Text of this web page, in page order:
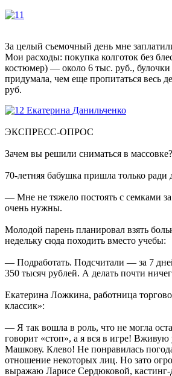
За целый съемочный день мне
Мои расходы: покупка колготок без
костюмер) — около 6 тыс. руб., булочки
придумала, чем еще пропитаться весь
руб.
ЭКСПРЕСС-ОПРОС
Зачем вы решили сниматься в массовке?
70-летняя бабушка пришла только ради
— Мне не тяжело постоять с семками
очень нужны.
Молодой парень планировал взять
недельку сюда походить вместо учебы:
— Подработать. Подсчитали — за 7
350 тысяч рублей. А делать почти
Екатерина Ложкина, работница
классик»:
— Я так вошла в роль, что не могла
говорит «стоп», а я вся в игре!
Машкову. Клево! Не понравилась
отношение некоторых лиц. Но зато
выражаю Ларисе Сердюковой, кастинг-